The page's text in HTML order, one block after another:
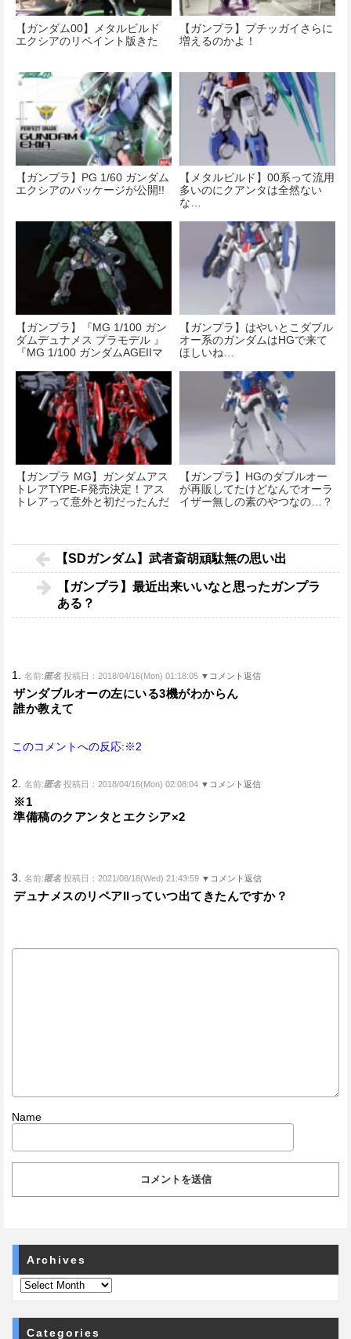
【ガンダム00】メタルビルド
エクシアのリペイント版きた
【ガンプラ】プチッガイさらに
増えるのかよ！
【ガンプラ】PG 1/60 ガンダム
エクシアのパッケージが公開!!
【メタルビルド】00系って流用
多いのにクアンタは全然ない
な…
【ガンプラ】『MG 1/100 ガン
ダムデュナメス プラモデル 』
『MG 1/100 ガンダムAGEIIマ
ムザラキエル プラモデル』が
予約開始！
【ガンプラ】はやいとこダブル
オー系のガンダムはHGで来て
ほしいね…
【ガンプラ MG】ガンダムアス
トレアTYPE-F発売決定！アス
トレアって意外と初だったんだ
【ガンプラ】HGのダブルオー
が再販してたけどなんでオーラ
イザー無しの素のやつなの…？
【SDガンダム】武者斎胡頑駄無の思い出
【ガンプラ】最近出来いいなと思ったガンプラ
ある？
1. 名前:匿名 投稿日：2018/04/16(Mon) 01:18:05 ▼コメント返信
ザンダブルオーの左にいる3機がわからん
誰か教えて
このコメントへの反応:※2
2. 名前:匿名 投稿日：2018/04/16(Mon) 02:08:04 ▼コメント返信
※1
準備稿のクアンタとエクシア×2
3. 名前:匿名 投稿日：2021/08/18(Wed) 21:43:59 ▼コメント返信
デュナメスのリペアIIっていつ出てきたんですか？
Name
Archives
Categories